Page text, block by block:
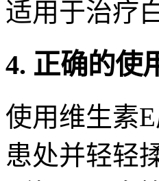
适用于治疗
4. 正确的使
使用维生素
患处并轻轻